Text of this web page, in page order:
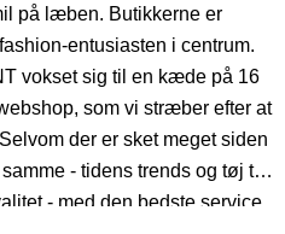
på læben. Butikkerne er
entusiasten i centrum.
vokset sig til en kæde på 16
som vi stræber efter at
der er sket meget siden
- tidens trends og tøj til
- med den bedste service.